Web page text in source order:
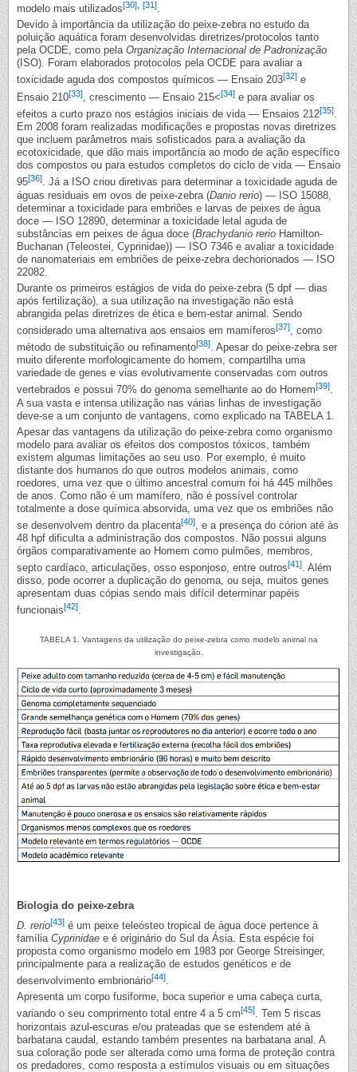
modelo mais utilizados[30] [31].
Devido à importância da utilização do peixe-zebra no estudo da
poluição aquática foram desenvolvidas diretrizes/protocolos tanto
pela OCDE, como pela Organização Internacional de Padronização
(ISO). Foram elaborados protocolos pela OCDE para avaliar a
toxicidade aguda dos compostos químicos — Ensaio 203[32] e
Ensaio 210[33], crescimento — Ensaio 215<[34] e para avaliar os
efeitos a curto prazo nos estágios iniciais de vida — Ensaios 212[35].
Em 2008 foram realizadas modificações e propostas novas diretrizes
que incluem parâmetros mais sofisticados para a avaliação da
ecotoxicidade, que dão mais importância ao modo de ação específico
dos compostos ou para estudos completos do ciclo de vida — Ensaio
95[36]. Já a ISO criou diretivas para determinar a toxicidade aguda de
águas residuais em ovos de peixe-zebra (Danio rerio) — ISO 15088,
determinar a toxicidade para embriões e larvas de peixes de água
doce — ISO 12890, determinar a toxicidade letal aguda de
substâncias em peixes de água doce (Brachydanio rerio Hamilton-
Buchanan (Teleostei, Cyprinidae)) — ISO 7346 e avaliar a toxicidade
de nanomateriais em embriões de peixe-zebra dechorionados — ISO
22082.
Durante os primeiros estágios de vida do peixe-zebra (5 dpf — dias
após fertilização), a sua utilização na investigação não está
abrangida pelas diretrizes de ética e bem-estar animal. Sendo
considerado uma alternativa aos ensaios em mamíferos[37], como
método de substituição ou refinamento[38]. Apesar do peixe-zebra ser
muito diferente morfologicamente do homem, compartilha uma
variedade de genes e vias evolutivamente conservadas com outros
vertebrados e possui 70% do genoma semelhante ao do Homem[39].
A sua vasta e intensa utilização nas várias linhas de investigação
deve-se a um conjunto de vantagens, como explicado na TABELA 1.
Apesar das vantagens da utilização do peixe-zebra como organismo
modelo para avaliar os efeitos dos compostos tóxicos, também
existem algumas limitações ao seu uso. Por exemplo, é muito
distante dos humanos do que outros modelos animais, como
roedores, uma vez que o último ancestral comum foi há 445 milhões
de anos. Como não é um mamífero, não é possível controlar
totalmente a dose química absorvida, uma vez que os embriões não
se desenvolvem dentro da placenta[40], e a presença do córion até às
48 hpf dificulta a administração dos compostos. Não possui alguns
órgãos comparativamente ao Homem como pulmões, membros,
septo cardíaco, articulações, osso esponjoso, entre outros[41]. Além
disso, pode ocorrer a duplicação do genoma, ou seja, muitos genes
apresentam duas cópias sendo mais difícil determinar papéis
funcionais[42].
TABELA 1. Vantagens da utilização do peixe-zebra como modelo animal na
investigação.
Biologia do peixe-zebra
D. rerio[43] é um peixe teleósteo tropical de água doce pertence à
família Cyprinidae e é originário do Sul da Ásia. Esta espécie foi
proposta como organismo modelo em 1983 por George Streisinger,
principalmente para a realização de estudos genéticos e de
desenvolvimento embrionário[44].
Apresenta um corpo fusiforme, boca superior e uma cabeça curta,
variando o seu comprimento total entre 4 a 5 cm[45]. Tem 5 riscas
horizontais azul-escuras e/ou prateadas que se estendem até à
barbatana caudal, estando também presentes na barbatana anal. A
sua coloração pode ser alterada como uma forma de proteção contra
os predadores, como resposta a estímulos visuais ou em situações